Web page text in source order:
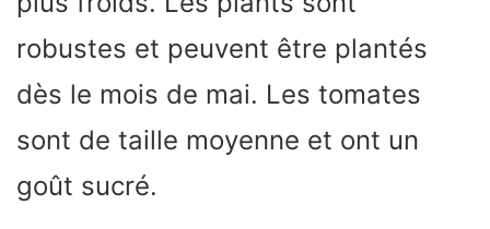
robustes et peuvent être plantés
dès le mois de mai. Les tomates
sont de taille moyenne et ont un
goût sucré.